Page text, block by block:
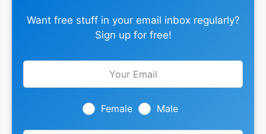
Want free stuff in your email inbox regularly?
Sign up for free!
Leave
Female Male